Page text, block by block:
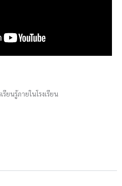
ยนรู้ภายในโรงเรียน